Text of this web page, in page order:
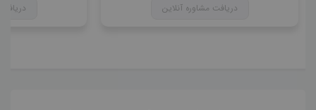
دریافت مشاوره آنلاین